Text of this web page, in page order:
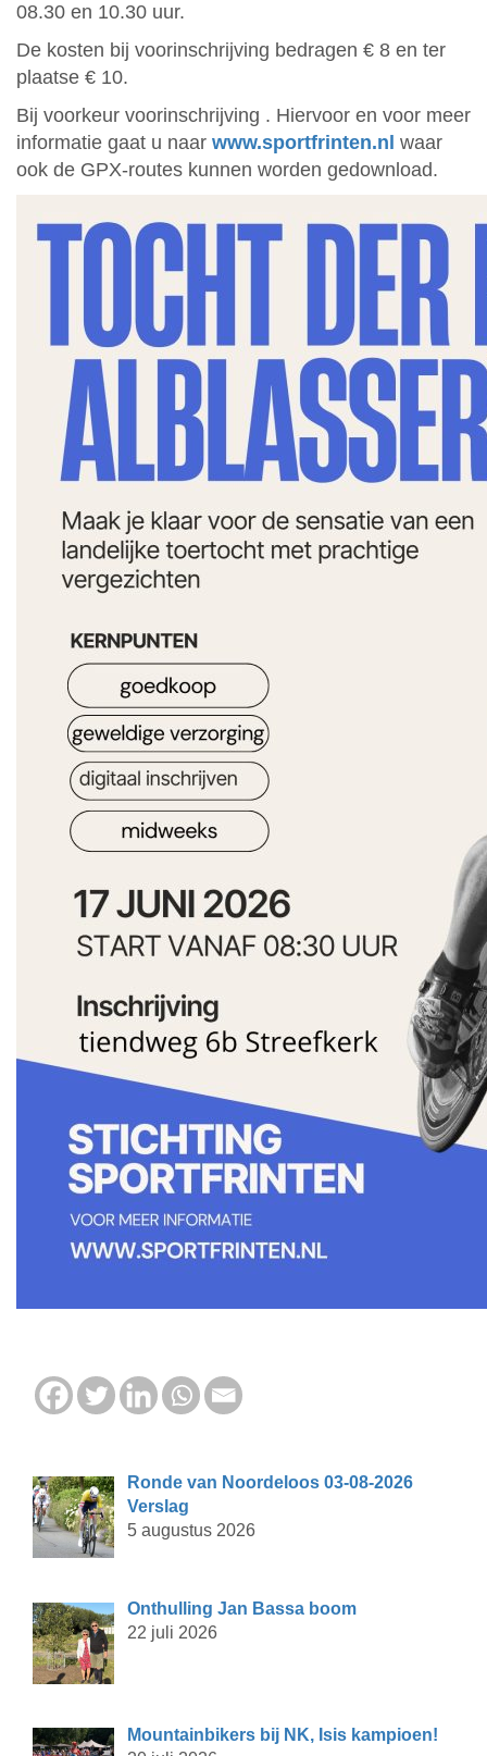
08.30 en 10.30 uur.
De kosten bij voorinschrijving bedragen € 8 en ter
plaatse € 10.
Bij voorkeur voorinschrijving . Hiervoor en voor meer
informatie gaat u naar www.sportfrinten.nl waar
ook de GPX-routes kunnen worden gedownload.
Ronde van Noordeloos 03-08-2026
Verslag
5 augustus 2026
Onthulling Jan Bassa boom
22 juli 2026
Mountainbikers bij NK, Isis kampioen!